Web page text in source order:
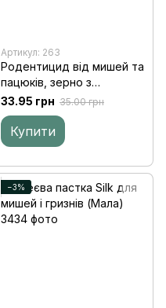
Артикул: 263
Родентицид від мишей та
пацюків, зерно з
ароматом арахісу
(зелений), 250 г,
Щелкунчик
33.95 грн 35.00 грн
Купити
−3%